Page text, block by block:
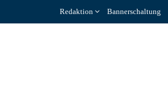
Redaktion Bannerschaltung